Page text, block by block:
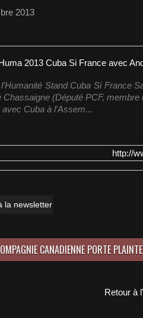
2013
Stand Cuba Si France
Chassaigne (Député PCF,
avec Cuba à l'Assem...
http://
la newsletter
Retour à